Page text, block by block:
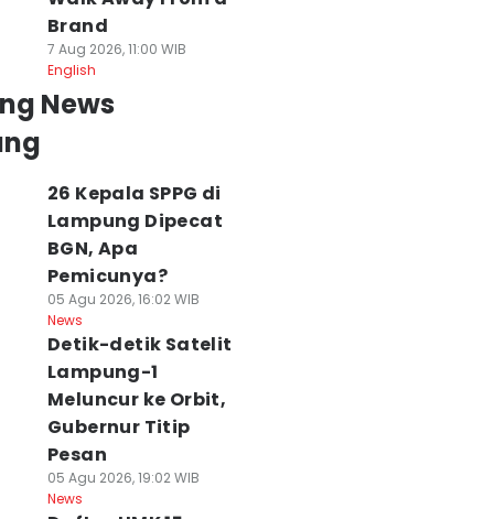
Brand
7 Aug 2026, 11:00 WIB
English
News
26 Kepala SPPG di
Lampung Dipecat
BGN, Apa
Pemicunya?
05 Agu 2026, 16:02 WIB
News
Detik-detik Satelit
Lampung-1
Meluncur ke Orbit,
Gubernur Titip
Pesan
05 Agu 2026, 19:02 WIB
News